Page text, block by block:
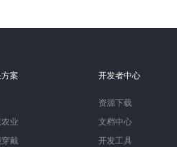
案
业
戴
开发者中心
资源下载
文档中心
开发工具